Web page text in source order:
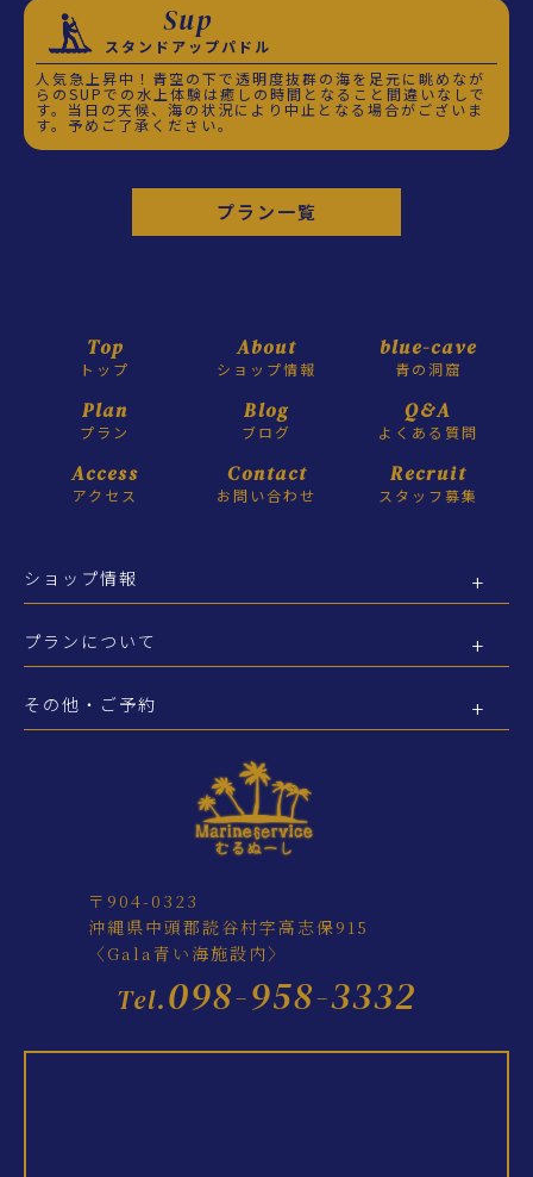
Sup
スタンドアップパドル
人気急上昇中！青空の下で透明度抜群の海を足元に眺めなが
らのSUPでの水上体験は癒しの時間となること間違いなしで
す。当日の天候、海の状況により中止となる場合がございま
す。予めご了承ください。
プラン一覧
Top
トップ
About
ショップ情報
blue-cave
青の洞窟
Plan
プラン
Blog
ブログ
Q&A
よくある質問
Access
アクセス
Contact
お問い合わせ
Recruit
スタッフ募集
ショップ情報
プランについて
その他・ご予約
〒904-0323
沖縄県中頭郡読谷村字高志保915
〈Gala青い海施設内〉
Tel.098-958-3332